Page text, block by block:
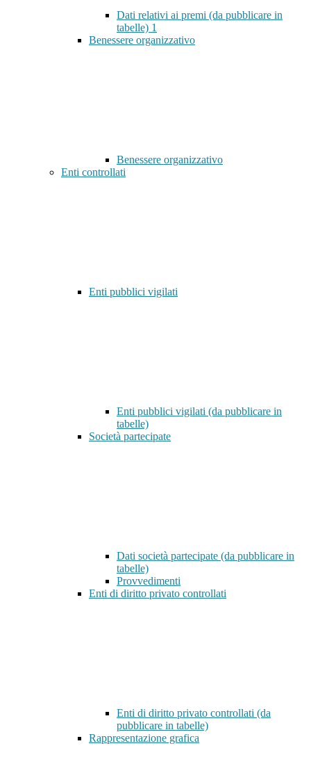
Dati relativi ai premi (da pubblicare in
tabelle) 1
Benessere organizzativo
Benessere organizzativo
Enti controllati
Enti pubblici vigilati
Enti pubblici vigilati (da pubblicare in
tabelle)
Società partecipate
Dati società partecipate (da pubblicare in
tabelle)
Provvedimenti
Enti di diritto privato controllati
Enti di diritto privato controllati (da
pubblicare in tabelle)
Rappresentazione grafica